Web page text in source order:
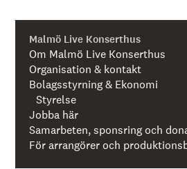
Malmö Live Konserthus
Om Malmö Live Konserthus
Organisation & kontakt
Bolagsstyrning & Ekonomi
Styrelse
Jobba här
Samarbeten, sponsring och
För arrangörer och